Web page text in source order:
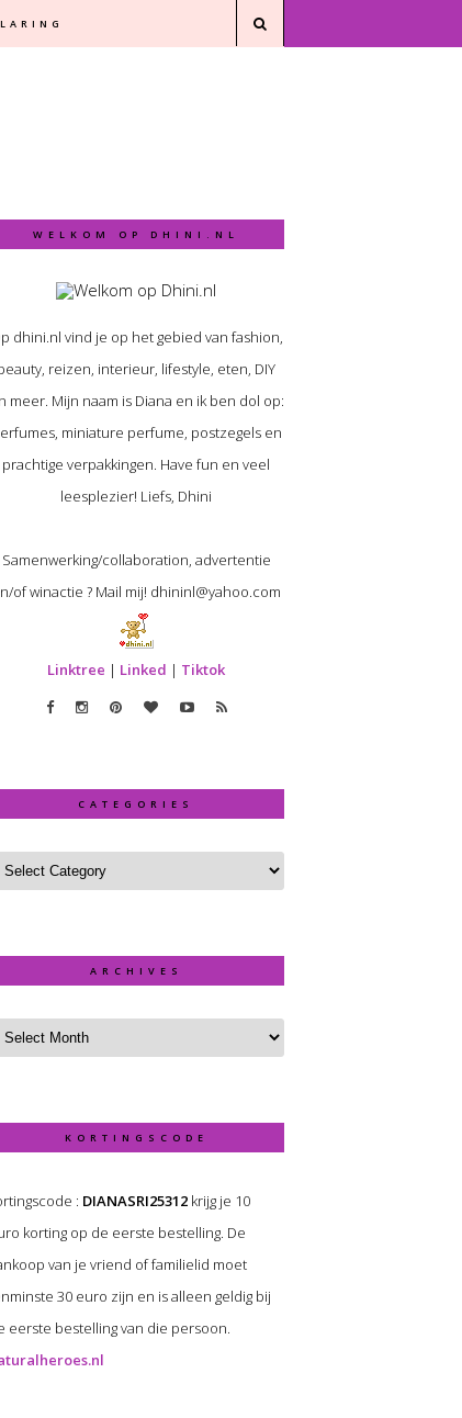
WELKOM OP DHINI.NL
dhini.nl vind je op het gebied van fashion,
reizen, interieur, lifestyle, eten, DIY
meer. Mijn naam is Diana en ik ben dol op:
miniature perfume, postzegels en
prachtige verpakkingen. Have fun en veel
leesplezier! Liefs, Dhini
Samenwerking/collaboration, advertentie
of winactie ? Mail mij! dhininl@yahoo.com
Linktree | Linked | Tiktok
CATEGORIES
ARCHIVES
KORTINGSCODE
: DIANASRI25312 krijg je 10
korting op de eerste bestelling. De
van je vriend of familielid moet
30 euro zijn en is alleen geldig bij
eerste bestelling van die persoon.